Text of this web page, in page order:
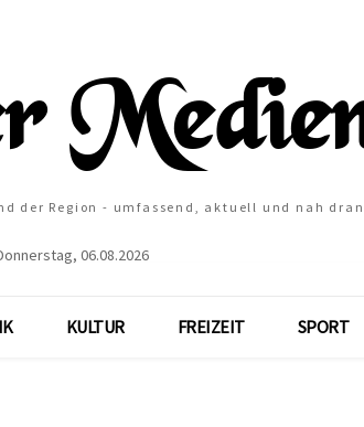
der Region - umfassend, aktuell und nah dran
06.08.2026
KULTUR FREIZEIT SPORT